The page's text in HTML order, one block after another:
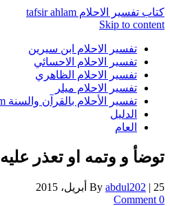
كتاب تفسير الاحلام tafsir ahlam
Skip to content
تفسير الاحلام ابن سيرين
تفسير الاحلام الاحسائي
تفسير الاحلام الظاهري
تفسير الاحلام ميلر
تفسير الأحلام بالقرآن والسنة tafsir ahlam
الدليل
العام
توضأ و وتمه او تعذر عليه
By abdul202 | 25 أبريل، 2015
0 Comment